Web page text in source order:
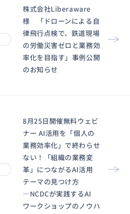
株式会社Liberaware
様 「ドローンによる自
律飛行点検で、鉄道現場
の労働災害ゼロと業務効
率化を目指す」事例公開
のお知らせ
8月25日開催無料ウェビ
ナー AI活用を「個人の
業務効率化」で終わらせ
ない！「組織の業務変
革」につながるAI活用
テーマの見つけ方
―NCDCが実践するAI
ワークショップのノウハ